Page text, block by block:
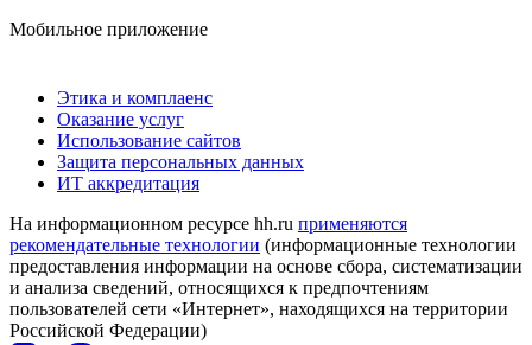
Мобильное приложение
Этика и комплаенс
Оказание услуг
Использование сайтов
Защита персональных данных
ИТ аккредитация
На информационном ресурсе hh.ru применяются
рекомендательные технологии (информационные технологии
предоставления информации на основе сбора, систематизации
и анализа сведений, относящихся к предпочтениям
пользователей сети «Интернет», находящихся на территории
Российской Федерации)